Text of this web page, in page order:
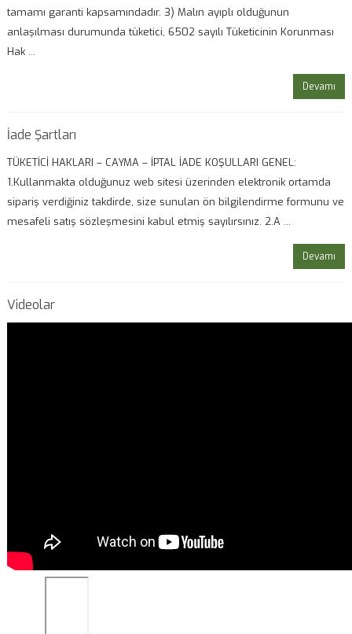
tamamı garanti kapsamındadır. 3) Malın ayıplı olduğunun
anlaşılması durumunda tüketici, 6502 sayılı Tüketicinin Korunması
Hak ...
Devamı
İade Şartları
TÜKETİCİ HAKLARI – CAYMA – İPTAL İADE KOŞULLARI GENEL:
1.Kullanmakta olduğunuz web sitesi üzerinden elektronik ortamda
sipariş verdiğiniz takdirde, size sunulan ön bilgilendirme formunu ve
mesafeli satış sözleşmesini kabul etmiş sayılırsınız. 2.A ...
Devamı
Videolar